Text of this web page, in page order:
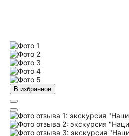
В избранное